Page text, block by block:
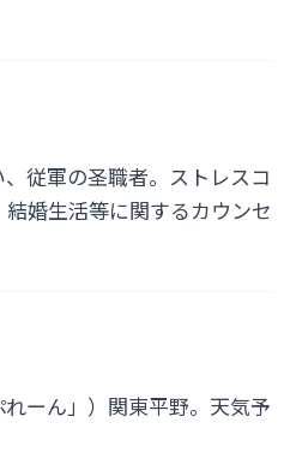
従軍の圣職者。ストレスコ
婚生活等に関するカウンセ
れーん」）関東平野。天気予